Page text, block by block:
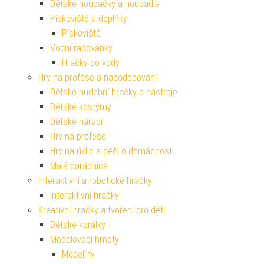
Dětské houpačky a houpadla
Pískoviště a doplňky
Pískoviště
Vodní radovánky
Hračky do vody
Hry na profese a napodobování
Dětské hudební hračky a nástroje
Dětské kostýmy
Dětské nářadí
Hry na profese
Hry na úklid a péči o domácnost
Malá parádnice
Interaktivní a robotické hračky
Interaktivní hračky
Kreativní hračky a tvoření pro děti
Dětské korálky
Modelovací hmoty
Modelíny